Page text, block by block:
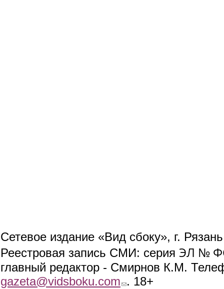
Сетевое издание «Вид сбоку», г.
Реестровая запись СМИ: серия ЭЛ №
главный редактор - Смирнов К.М.
gazeta@vidsboku.com (link sends e-mail)
. 18+